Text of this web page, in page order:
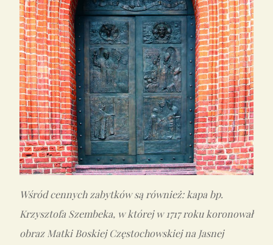
Wśród cennych zabytków są również: kapa bp.
Krzysztofa Szembeka, w której w 1717 roku koronował
obraz Matki Boskiej Częstochowskiej na Jasnej